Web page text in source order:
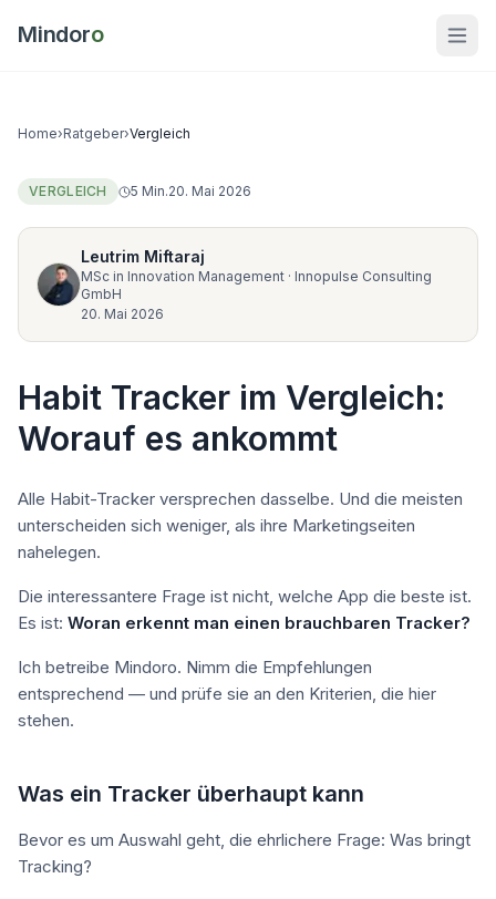
Mindoro
Home›Ratgeber›Vergleich
VERGLEICH 5 Min.20. Mai 2026
Leutrim Miftaraj
MSc in Innovation Management · Innopulse Consulting
GmbH
20. Mai 2026
Habit Tracker im Vergleich:
Worauf es ankommt
Alle Habit-Tracker versprechen dasselbe. Und die meisten
unterscheiden sich weniger, als ihre Marketingseiten
nahelegen.
Die interessantere Frage ist nicht, welche App die beste ist.
Es ist: Woran erkennt man einen brauchbaren Tracker?
Ich betreibe Mindoro. Nimm die Empfehlungen
entsprechend — und prüfe sie an den Kriterien, die hier
stehen.
Was ein Tracker überhaupt kann
Bevor es um Auswahl geht, die ehrlichere Frage: Was bringt
Tracking?